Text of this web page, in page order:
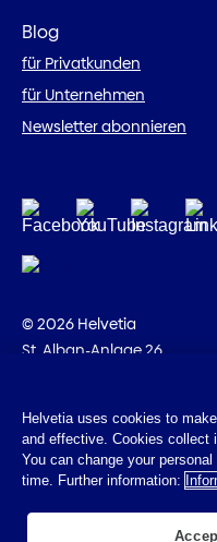
Blog
für Privatkunden
für Unternehmen
Newsletter abonnieren
© 2026 Helvetia
St. Alban-Anlage 26
Impressum
Rechtliche Hinweise
Helvetia uses cookies to
and effective. Cookies collect
You can change your
time. Further information: